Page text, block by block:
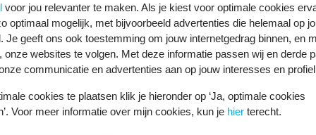
op afstand malware (proberen) te installeren op jouw
je toetsaanslagen volgen. Dit is een manier om
komen.
voor jou relevanter te maken. Als je kiest voor optimale cookies
optimaal mogelijk, met bijvoorbeeld advertenties die helemaal op
Je geeft ons ook toestemming om jouw internetgedrag binnen, en
onze websites te volgen. Met deze informatie passen wij en derde
communicatie en advertenties aan op jouw interesses en
cookies te plaatsen klik je hieronder op ‘Ja, optimale cookies
Voor meer informatie over mijn cookies, kun je hier terecht.